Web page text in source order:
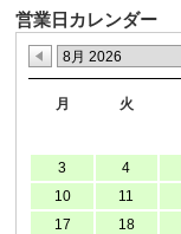
営業日カレンダー
月 火
3
4
10
11
17
18